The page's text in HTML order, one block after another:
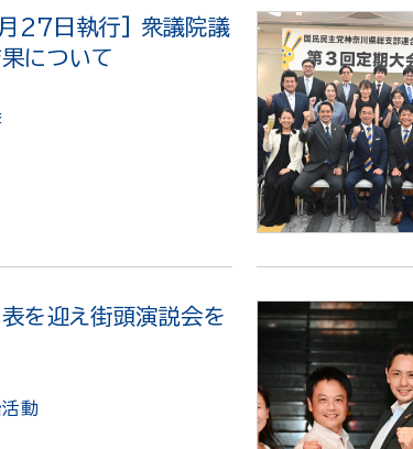
27日執行] 衆議院議
について
を迎え街頭演説会を
活動